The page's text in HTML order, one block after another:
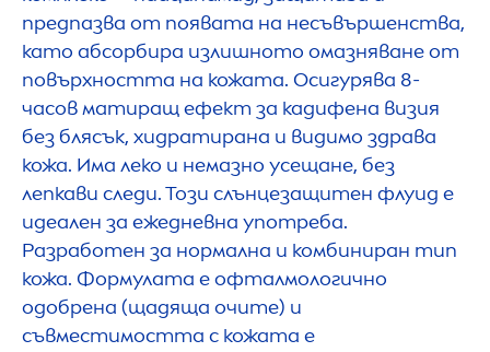
предпазва от появата на несъвършенства,
като абсорбира излишното омазняване от
повърхността на кожата. Осигурява 8-
часов матиращ ефект за кадифена визия
без блясък, хидратирана и видимо здрава
кожа. Има леко и немазно усещане, без
лепкави следи. Този слънцезащитен флуид е
идеален за ежедневна употреба.
Разработен за нормална и комбиниран тип
кожа. Формулата е офталмологично
одобрена (щадяща очите) и
съвместимостта с кожата е